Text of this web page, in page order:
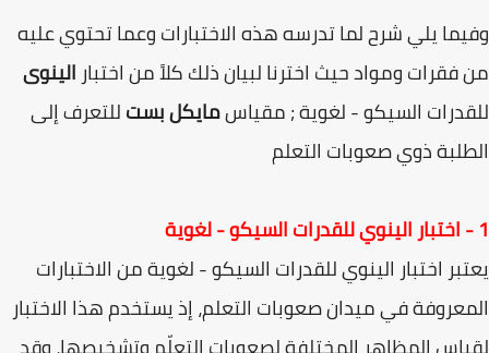
وفيما يلي شرح لما تدرسه هذه الاختبارات وعما تحتوي عليه
من فقرات ومواد حيث اخترنا لبيان ذلك كلاً من اختبار الينوى
للقدرات السيكو - لغوية ; مقياسمايكل بستللتعرف إلى
الطلبة ذوي صعوبات التعلم
1 - اختبار الينوي للقدرات السيكو - لغوية
يعتبر اختبار الينوي للقدرات السيكو - لغوية من الاختبارات
المعروفة في میدان صعوبات التعلم، إذ يستخدم هذا الاختبار